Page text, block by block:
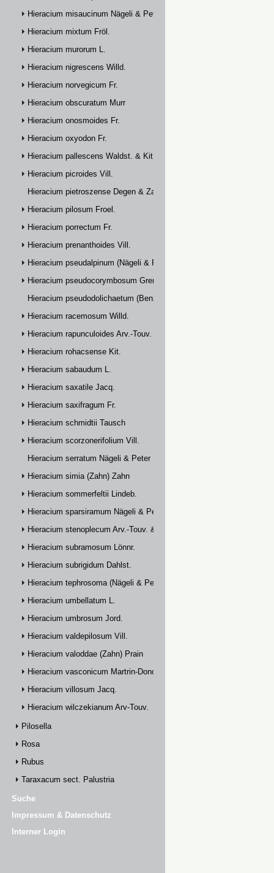
Hieracium misaucinum Nägeli & Peter
Hieracium mixtum Fröl.
Hieracium murorum L.
Hieracium nigrescens Willd.
Hieracium norvegicum Fr.
Hieracium obscuratum Murr
Hieracium onosmoides Fr.
Hieracium oxyodon Fr.
Hieracium pallescens Waldst. & Kit.
Hieracium picroides Vill.
Hieracium pietroszense Degen & Zahn
Hieracium pilosum Froel.
Hieracium porrectum Fr.
Hieracium prenanthoides Vill.
Hieracium pseudalpinum (Nägeli & Peter) Prain
Hieracium pseudocorymbosum Gremli
Hieracium pseudodolichaetum (Benz & Zahn) Zahn
Hieracium racemosum Willd.
Hieracium rapunculoides Arv.-Touv.
Hieracium rohacsense Kit.
Hieracium sabaudum L.
Hieracium saxatile Jacq.
Hieracium saxifragum Fr.
Hieracium schmidtii Tausch
Hieracium scorzonerifolium Vill.
Hieracium serratum Nägeli & Peter
Hieracium simia (Zahn) Zahn
Hieracium sommerfeltii Lindeb.
Hieracium sparsiramum Nägeli & Peter
Hieracium stenoplecum Arv.-Touv. & Huter
Hieracium subramosum Lönnr.
Hieracium subrigidum Dahlst.
Hieracium tephrosoma (Nägeli & Peter) Zahn
Hieracium umbellatum L.
Hieracium umbrosum Jord.
Hieracium valdepilosum Vill.
Hieracium valoddae (Zahn) Prain
Hieracium vasconicum Martrin-Donos
Hieracium villosum Jacq.
Hieracium wilczekianum Arv-Touv.
Pilosella
Rosa
Rubus
Taraxacum sect. Palustria
Suche
Impressum & Datenschutz
Interner Login